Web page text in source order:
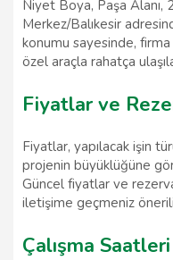
Niyet Boya, Paşa Alanı,
Merkez/Balıkesir
konumu sayesinde,
özel araçla rahatça
Fiyatlar ve
Fiyatlar, yapılacak işin
projenin büyüklüğüne
Güncel fiyatlar ve
iletişime geçmeniz
Çalışma Saatleri